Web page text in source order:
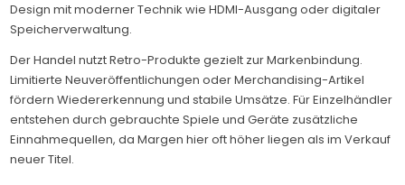
Design mit moderner Technik wie HDMI-Ausgang oder digitaler
Speicherverwaltung.
Der Handel nutzt Retro-Produkte gezielt zur Markenbindung.
Limitierte Neuveröffentlichungen oder Merchandising-Artikel
fördern Wiedererkennung und stabile Umsätze. Für Einzelhändler
entstehen durch gebrauchte Spiele und Geräte zusätzliche
Einnahmequellen, da Margen hier oft höher liegen als im Verkauf
neuer Titel.